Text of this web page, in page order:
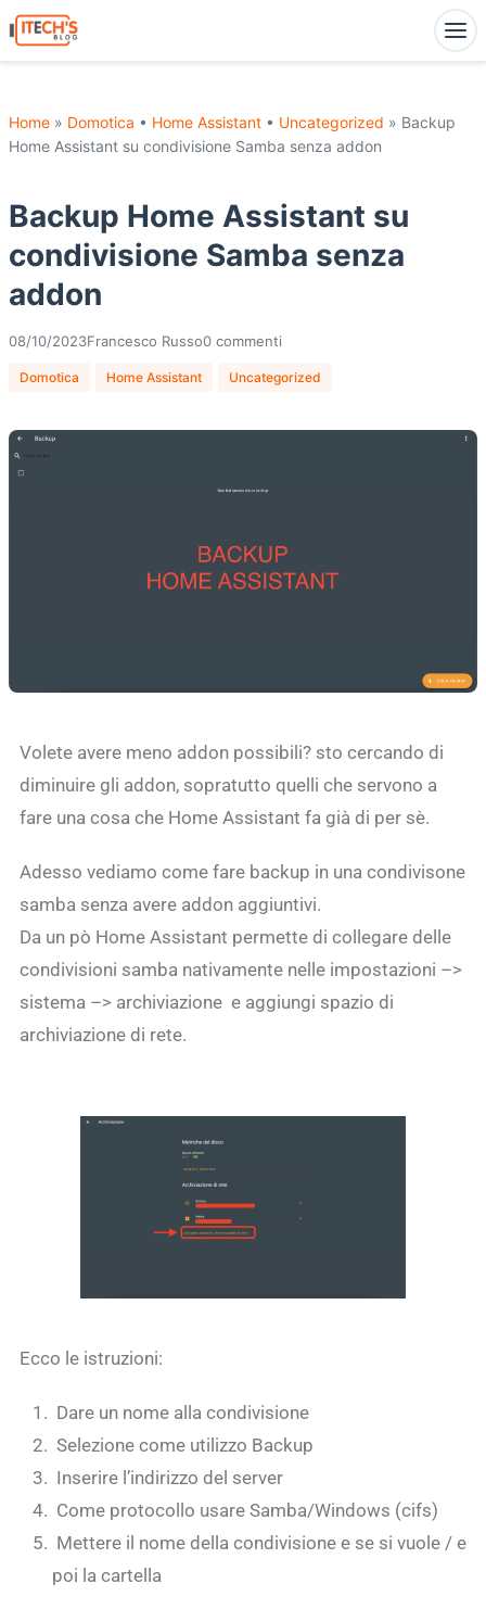
Home » Domotica • Home Assistant • Uncategorized » Backup
Home Assistant su condivisione Samba senza addon
Backup Home Assistant su
condivisione Samba senza
addon
08/10/2023Francesco Russo0 commenti
Domotica Home Assistant Uncategorized
Volete avere meno addon possibili? sto cercando di
diminuire gli addon, sopratutto quelli che servono a
fare una cosa che Home Assistant fa già di per sè.
Adesso vediamo come fare backup in una condivisone
samba senza avere addon aggiuntivi.
Da un pò Home Assistant permette di collegare delle
condivisioni samba nativamente nelle impostazioni –>
sistema –> archiviazione e aggiungi spazio di
archiviazione di rete.
Ecco le istruzioni:
Dare un nome alla condivisione
Selezione come utilizzo Backup
Inserire l’indirizzo del server
Come protocollo usare Samba/Windows (cifs)
Mettere il nome della condivisione e se si vuole / e
poi la cartella